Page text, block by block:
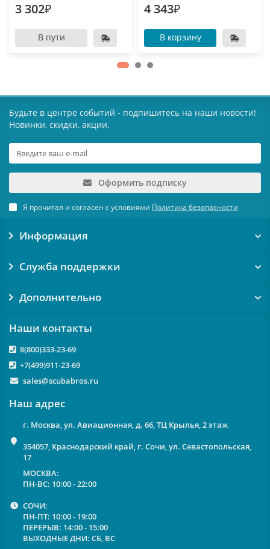
3 302₽
В пути
4 343₽
В корзину
Будьте в центре событий - подпишитесь на наши новости!
Новинки, скидки, акции.
Оформить подписку
Я прочитал и согласен с условиями Политика безопасности
Информация
Служба поддержки
Дополнительно
Наши контакты
8(800)333-23-69
+7(499)911-23-69
sales@scubabros.ru
Наш адрес
г. Москва, ул. Авиационная, д. 66, ТЦ Крылья, 2 этаж
354057, Краснодарский край, г. Сочи, ул. Севастопольская,
17
МОСКВА:
ПН-ВС: 10:00 - 22:00
СОЧИ:
ПН-ПТ: 10:00 - 19:00
ПЕРЕРЫВ: 14:00 - 15:00
ВЫХОДНЫЕ ДНИ: СБ, ВС